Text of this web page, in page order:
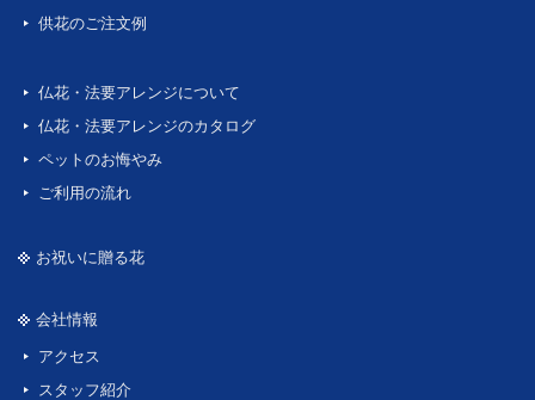
供花のご注文例
仏花・法要アレンジについて
仏花・法要アレンジのカタログ
ペットのお悔やみ
ご利用の流れ
お祝いに贈る花
会社情報
アクセス
スタッフ紹介